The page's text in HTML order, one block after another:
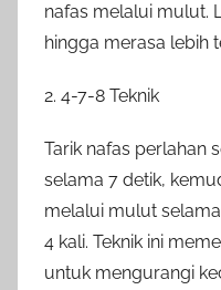
nafas melalui mulut.
hingga merasa lebih
2. 4-7-8 Teknik
Tarik nafas perlahan
selama 7 detik,
melalui mulut
4 kali. Teknik ini
untuk mengurangi